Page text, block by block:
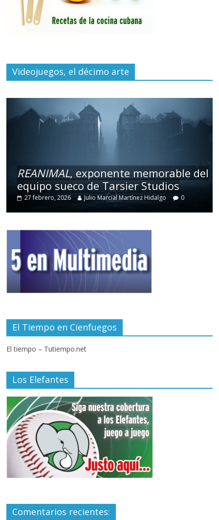
Videojuegos, el décimo arte
REANIMAL, exponente memorable del
equipo sueco de Tarsier Studios
27 febrero, 2026 Julio Marcial Martínez Hidalgo 0
El Tiempo en Cienfuegos
El tiempo – Tutiempo.net
Los Elefantes
Comentarios recientes: